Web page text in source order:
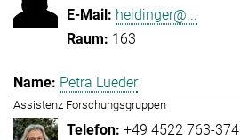
heidinger@...
163
Petra Lueder
Assistenz Forschungsgruppen
+49 4522 763-374